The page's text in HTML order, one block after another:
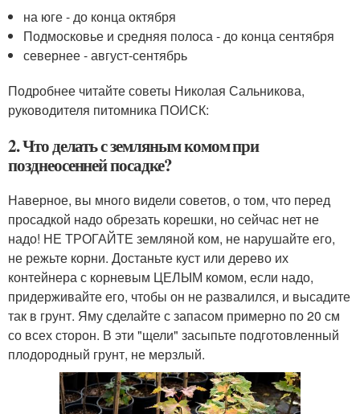
на юге - до конца октября
Подмосковье и средняя полоса - до конца сентября
севернее - август-сентябрь
Подробнее читайте советы Николая Сальникова,
руководителя питомника ПОИСК:
2. Что делать с земляным комом при
позднеосенней посадке?
Наверное, вы много видели советов, о том, что перед
просадкой надо обрезать корешки, но сейчас нет не
надо! НЕ ТРОГАЙТЕ земляной ком, не нарушайте его,
не режьте корни. Достаньте куст или дерево их
контейнера с корневым ЦЕЛЫМ комом, если надо,
придерживайте его, чтобы он не развалился, и высадите
так в грунт. Яму сделайте с запасом примерно по 20 см
со всех сторон. В эти "щели" засыпьте подготовленный
плодородный грунт, не мерзлый.